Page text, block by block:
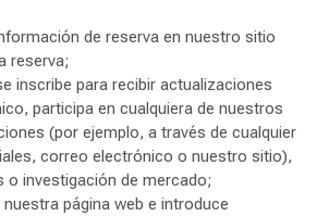
de reserva en nuestro sitio
reserva;
inscribe para recibir actualizaciones
participa en cualquiera de nuestros
(por ejemplo, a través de cualquier
correo electrónico o nuestro sitio),
o investigación de mercado;
página web e introduce